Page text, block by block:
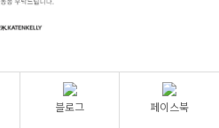
블로그 페이스북